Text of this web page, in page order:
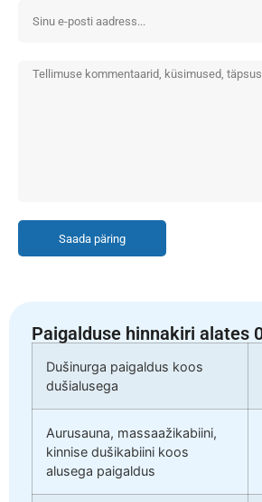
Saada päring
Paigalduse hinnakiri alates
Dušinurga paigaldus koos
dušialusega
Aurusauna, massaažikabiini,
kinnise dušikabiini koos
alusega paigaldus